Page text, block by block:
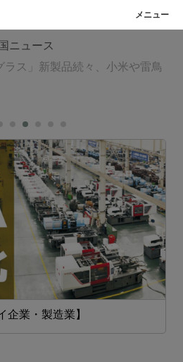
ニュース
ラス」新製品続々、小米や雷鳥
企業・製造業】